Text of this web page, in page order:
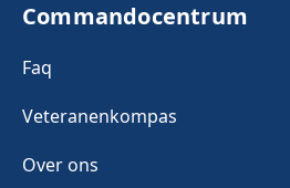
Commandocentrum
Faq
Veteranenkompas
Over ons